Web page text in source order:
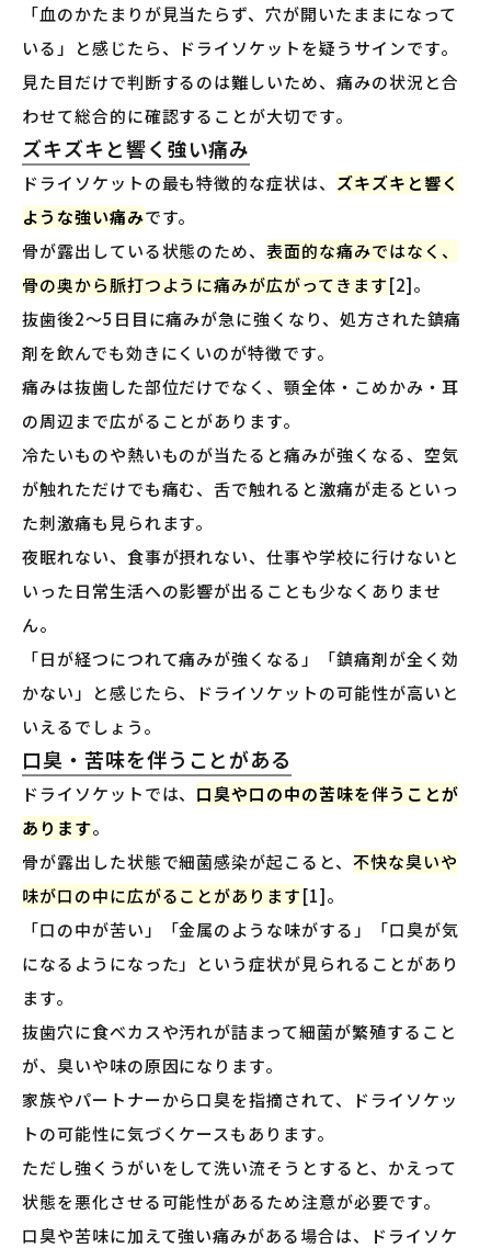
「血のかたまりが見当たらず、穴が開いたままになって
いる」と感じたら、ドライソケットを疑うサインです。
見た目だけで判断するのは難しいため、痛みの状況と合
わせて総合的に確認することが大切です。
ズキズキと響く強い痛み
ドライソケットの最も特徴的な症状は、 ズキズキと響く
ような強い痛みです。
骨が露出している状態のため、表面的な痛みではなく、
骨の奥から脈打つように痛みが広がってきます[2]。
抜歯後2〜5日目に痛みが急に強くなり、処方された鎮痛
剤を飲んでも効きにくいのが特徴です。
痛みは抜歯した部位だけでなく、顎全体・こめかみ・耳
の周辺まで広がることがあります。
冷たいものや熱いものが当たると痛みが強くなる、空気
が触れただけでも痛む、舌で触れると激痛が走るといっ
た刺激痛も見られます。
夜眠れない、食事が摂れない、仕事や学校に行けないと
いった日常生活への影響が出ることも少なくありませ
ん。
「日が経つにつれて痛みが強くなる」「鎮痛剤が全く効
かない」と感じたら、ドライソケットの可能性が高いと
いえるでしょう。
口臭・苦味を伴うことがある
ドライソケットでは、 口臭や口の中の苦味を伴うことが
あります。
骨が露出した状態で細菌感染が起こると、 不快な臭いや
味が口の中に広がることがあります[1]。
「口の中が苦い」「金属のような味がする」「口臭が気
になるようになった」という症状が見られることがあり
ます。
抜歯穴に食べカスや汚れが詰まって細菌が繁殖すること
が、臭いや味の原因になります。
家族やパートナーから口臭を指摘されて、ドライソケッ
トの可能性に気づくケースもあります。
ただし強くうがいをして洗い流そうとすると、かえって
状態を悪化させる可能性があるため注意が必要です。
口臭や苦味に加えて強い痛みがある場合は、ドライソケ